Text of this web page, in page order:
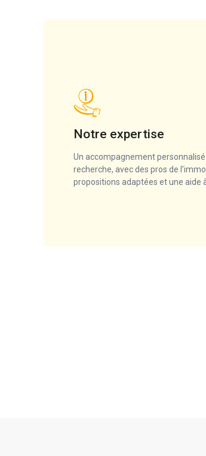
Notre expertise
Un accompagnement
recherche, avec des pros de
propositions adaptées et une aide